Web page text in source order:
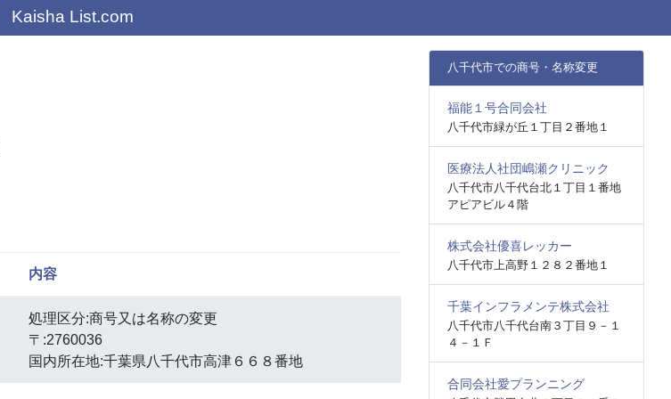
Kaisha List.com
内容
処理区分:商号又は名称の変更
〒:2760036
国内所在地:千葉県八千代市高津６６８番地
八千代市での商号・名称変更
福能１号合同会社
八千代市緑が丘１丁目２番地１
医療法人社団嶋瀬クリニック
八千代市八千代台北１丁目１番地
アピアビル４階
株式会社優喜レッカー
八千代市上高野１２８２番地１
千葉インフラメンテ株式会社
八千代市八千代台南３丁目９－１
４－１Ｆ
合同会社愛プランニング